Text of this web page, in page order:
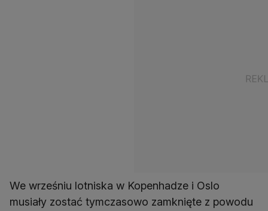
We wrześniu lotniska w Kopenhadze i Oslo
musiały zostać tymczasowo zamknięte z powodu